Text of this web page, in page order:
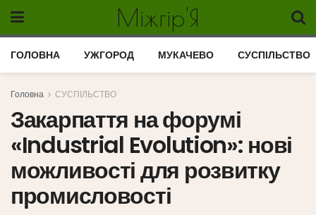
Міжгір'Я
ГОЛОВНА УЖГОРОД МУКАЧЕВО СУСПІЛЬСТВО
Головна СУСПІЛЬСТВО
Закарпаття на форумі
«Industrial Evolution»: нові
можливості для розвитку
промисловості